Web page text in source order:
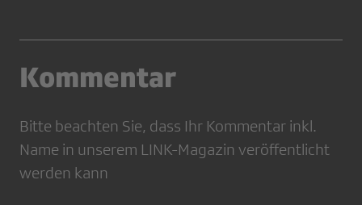
Kommentar
Bitte beachten Sie, dass Ihr Kommentar inkl.
Name in unserem LINK-Magazin veröffentlicht
werden kann